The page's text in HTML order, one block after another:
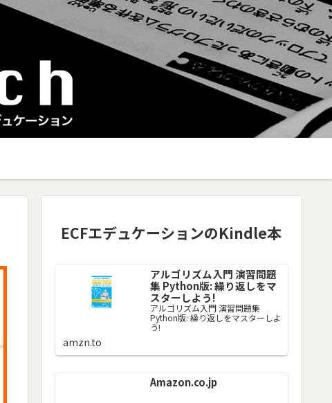
ECFエデュケーションのKindle本
アルゴリズム入門 演習問題
集 Python版: 繰り返しをマ
スターしよう!
アルゴリズム入門 演習問題集
Python版: 繰り返しをマスターしよ
う!
amzn.to
Amazon.co.jp